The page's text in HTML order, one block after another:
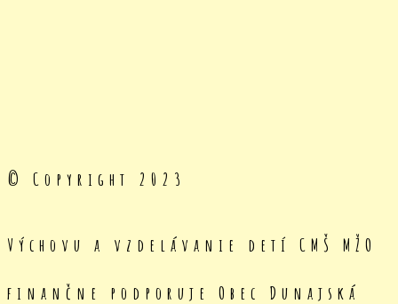
© Copyright 2023
Výchovu a vzdelávanie detí CMŠ MŽO
finančne podporuje Obec Dunajská